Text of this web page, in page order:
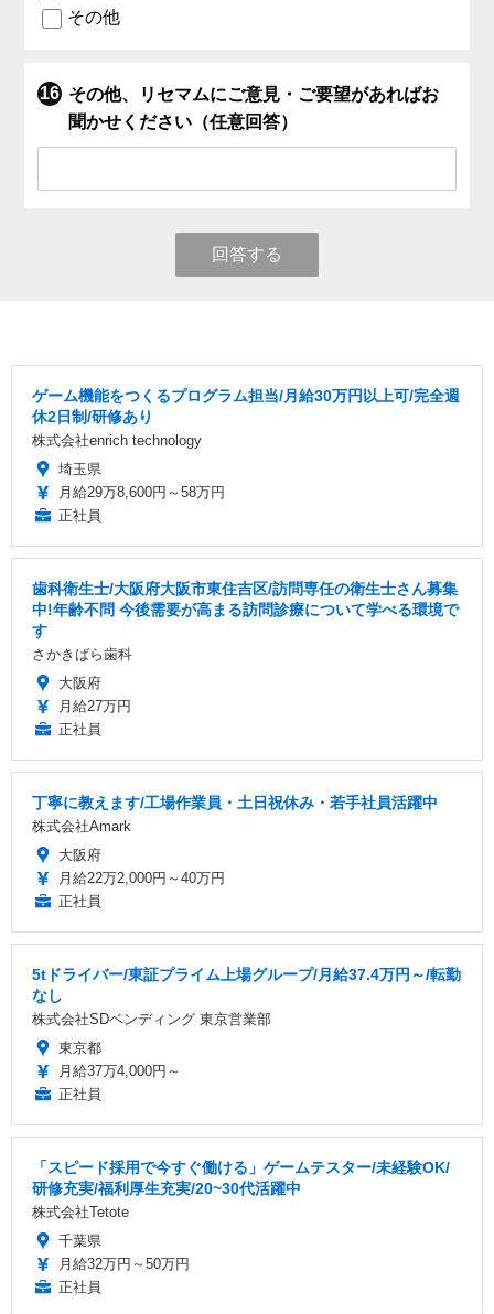
その他
その他、リセマムにご意見・ご要望があればお
聞かせください（任意回答）
回答する
ゲーム機能をつくるプログラム担当/月給30万円以上可/完全週
休2日制/研修あり
株式会社enrich technology
埼玉県
月給29万8,600円～58万円
正社員
歯科衛生士/大阪府大阪市東住吉区/訪問専任の衛生士さん募集
中!年齢不問 今後需要が高まる訪問診療について学べる環境で
す
さかきばら歯科
大阪府
月給27万円
正社員
丁寧に教えます/工場作業員・土日祝休み・若手社員活躍中
株式会社Amark
大阪府
月給22万2,000円～40万円
正社員
5tドライバー/東証プライム上場グループ/月給37.4万円～/転勤
なし
株式会社SDベンディング 東京営業部
東京都
月給37万4,000円～
正社員
「スピード採用で今すぐ働ける」ゲームテスター/未経験OK/
研修充実/福利厚生充実/20~30代活躍中
株式会社Tetote
千葉県
月給32万円～50万円
正社員